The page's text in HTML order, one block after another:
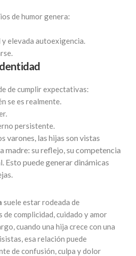
de humor genera:
elevada autoexigencia.
de cumplir expectativas:
se es realmente.
persistente.
varones, las hijas son vistas
madre: su reflejo, su competencia
Esto puede generar dinámicas
suele estar rodeada de
complicidad, cuidado y amor
cuando una hija crece con una
esa relación puede
de confusión, culpa y dolor